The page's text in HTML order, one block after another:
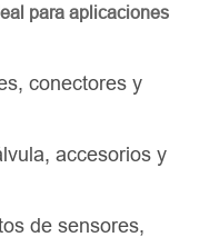
para aplicaciones
conectores y
accesorios y
de sensores,